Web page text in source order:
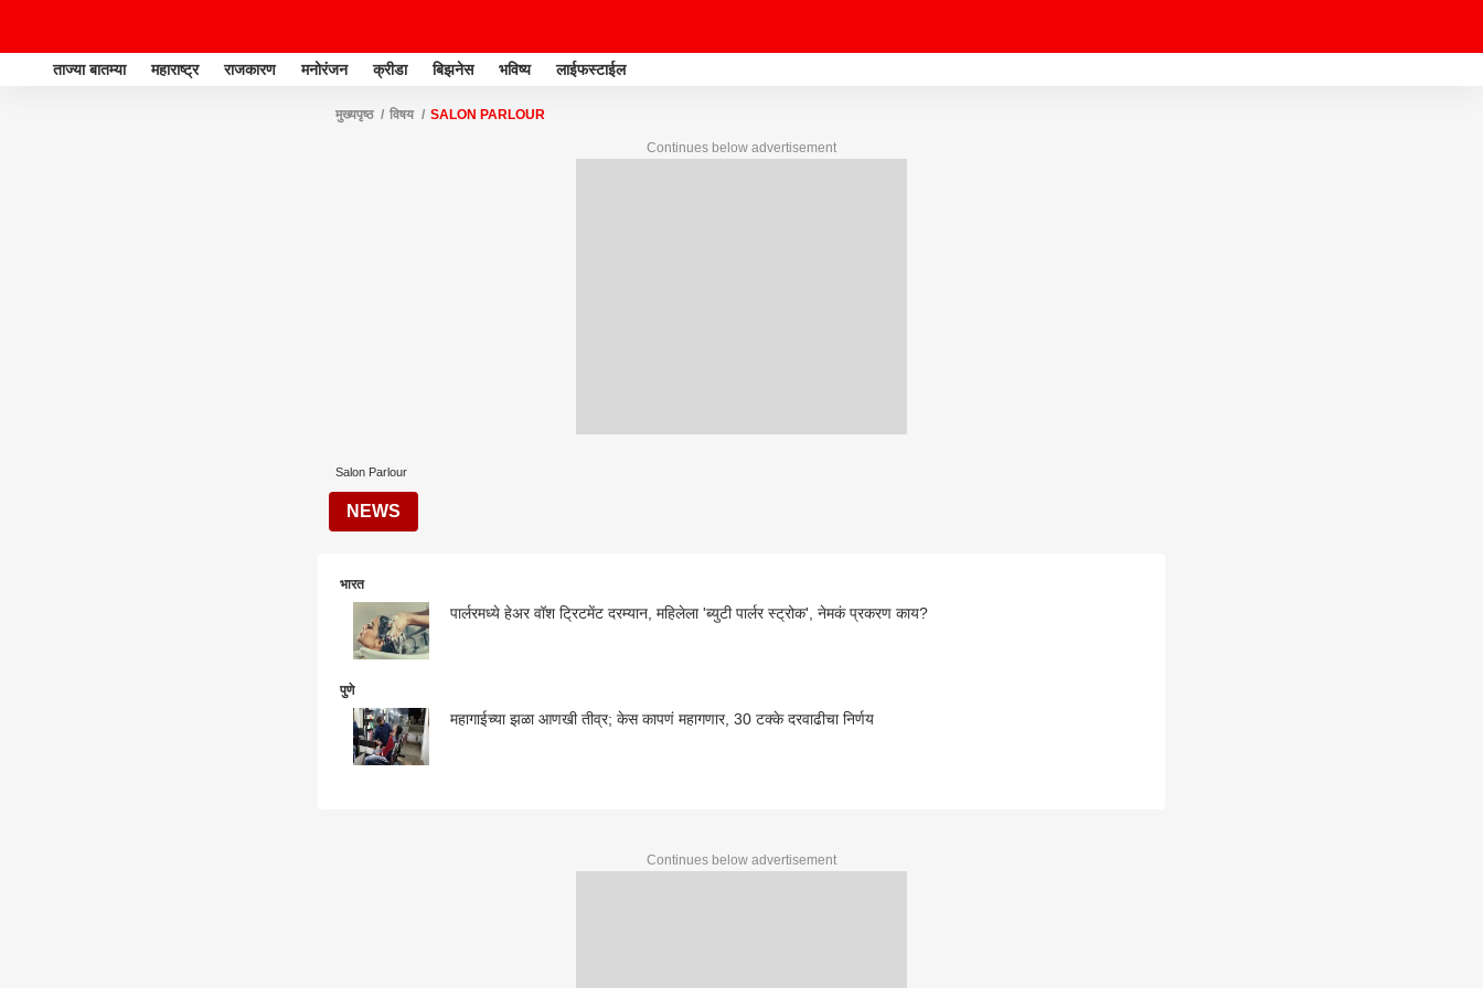
ताज्या बातम्या महाराष्ट्र राजकारण मनोरंजन क्रीडा बिझनेस भविष्य लाईफस्टाईल
मुख्यपृष्ठ विषय SALON PARLOUR
Continues below advertisement
Salon Parlour
NEWS
भारत
पार्लरमध्ये हेअर वॉश ट्रिटमेंट दरम्यान, महिलेला 'ब्युटी पार्लर स्ट्रोक', नेमकं प्रकरण काय?
पुणे
महागाईच्या झळा आणखी तीव्र; केस कापणं महागणार, 30 टक्के दरवाढीचा निर्णय
Continues below advertisement